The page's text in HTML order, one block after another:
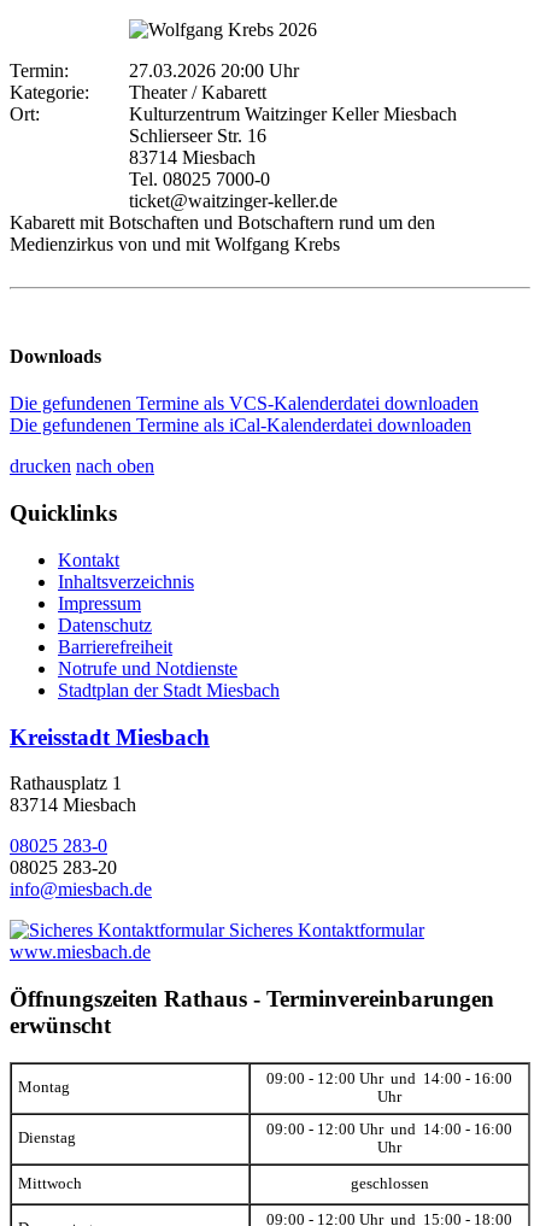
Termin:
27.03.2026 20:00 Uhr
Kategorie:
Theater / Kabarett
Ort:
Kulturzentrum Waitzinger Keller Miesbach
Schlierseer Str. 16
83714 Miesbach
Tel. 08025 7000-0
ticket@waitzinger-keller.de
Kabarett mit Botschaften und Botschaftern rund um den
Medienzirkus von und mit Wolfgang Krebs
Downloads
Die gefundenen Termine als VCS-Kalenderdatei downloaden
Die gefundenen Termine als iCal-Kalenderdatei downloaden
drucken nach oben
Quicklinks
Kontakt
Inhaltsverzeichnis
Impressum
Datenschutz
Barrierefreiheit
Notrufe und Notdienste
Stadtplan der Stadt Miesbach
Kreisstadt Miesbach
Rathausplatz 1
83714 Miesbach
08025 283-0
08025 283-20
info@miesbach.de
Sicheres Kontaktformular
www.miesbach.de
Öffnungszeiten Rathaus - Terminvereinbarungen
erwünscht
Montag
09:00 - 12:00 Uhr und 14:00 - 16:00
Uhr
Dienstag
09:00 - 12:00 Uhr und 14:00 - 16:00
Uhr
Mittwoch geschlossen
09:00 - 12:00 Uhr und 15:00 - 18:00